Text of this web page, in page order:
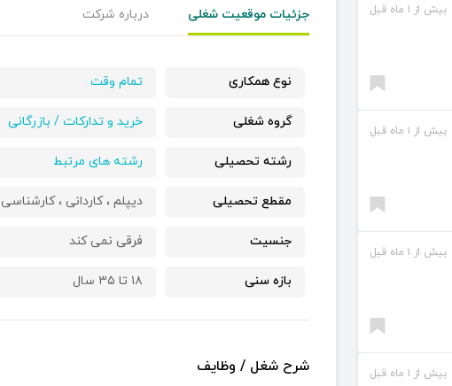
بیش از ۱ ماه قبل
بیش از ۱ ماه قبل
بیش از ۱ ماه قبل
بیش از ۱ ماه قبل
جزئیات موقعیت شغلی درباره شرکت
نوع همکاری تمام وقت
گروه شغلی خرید و تدارکات / بازرگانی
رشته تحصیلی رشته های مرتبط
مقطع تحصیلی دیپلم ،کاردانی ،کارشناسی
جنسیت فرقی نمی کند
بازه سنی ۱۸ تا ۳۵ سال
شرح شغل / وظایف